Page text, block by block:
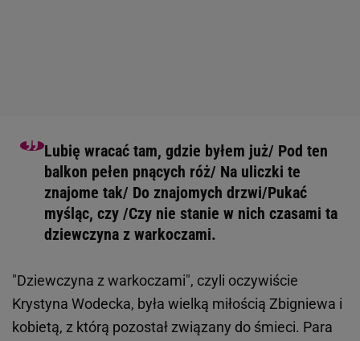
Lubię wracać tam, gdzie byłem już/ Pod ten
balkon pełen pnących róż/ Na uliczki te
znajome tak/ Do znajomych drzwi/Pukać
myśląc, czy /Czy nie stanie w nich czasami ta
dziewczyna z warkoczami.
"Dziewczyna z warkoczami", czyli oczywiście
Krystyna Wodecka, była wielką miłością Zbigniewa i
kobietą, z którą pozostał związany do śmieci. Para